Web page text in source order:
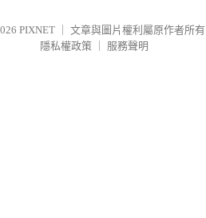
PIXNET
文章與圖片權利屬原作者所有
隱私權政策
服務聲明